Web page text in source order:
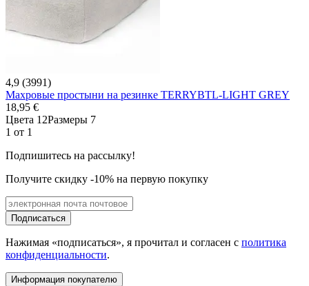
4,9 (3991)
Махровые простыни на резинке TERRYBTL-LIGHT GREY
18,95 €
Цвета 12Размеры 7
1 от 1
Подпишитесь на рассылку!
Получите скидку -10% на первую покупку
Подписаться
Нажимая «подписаться», я прочитал и согласен с политика
конфиденциальности.
Информация покупателю